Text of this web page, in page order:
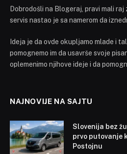
Dobrodošli na Blogeraj, pravi mali
servis nastao je sa namerom da
Ideja je da ovde okupljamo mlade i
pomognemo im da usavrše svoje
oplemenimo njihove ideje i da
NAJNOVIJE NA SAJTU
Slovenija bez
prvo putovanje
Postojnu